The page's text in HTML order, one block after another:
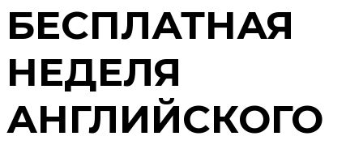
БЕСПЛАТНАЯ
НЕДЕЛЯ
АНГЛИЙСКОГО